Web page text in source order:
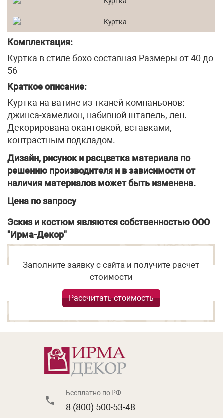
Комплектация:
Куртка в стиле бохо составная Размеры от 40 до
56
Краткое описание:
Куртка на ватине из тканей-компаньонов:
джинса-хамелион, набивной штапель, лен.
Декорирована окантовкой, вставками,
контрастным подкладом.
Дизайн, рисунок и расцветка материала по
решению производителя и в зависимости от
наличия материалов может быть изменена.
Цена по запросу
Эскиз и костюм являются собственностью ООО
"Ирма-Декор"
Заполните заявку с сайта и получите расчет
стоимости
Рассчитать стоимость
Бесплатно по РФ
8 (800) 500-53-48